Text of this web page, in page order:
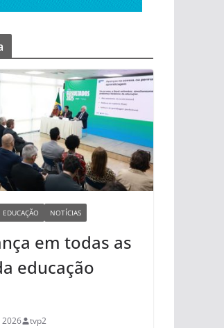
EDUCAÇÃO NOTÍCIAS
em todas as
educação
2026 tvp2